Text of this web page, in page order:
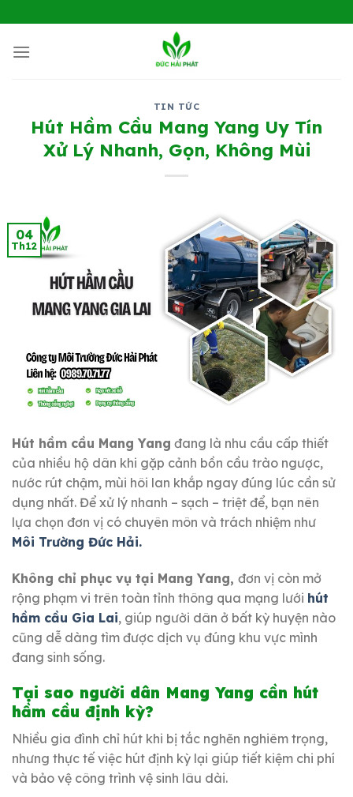
đến
nội
TIN TỨC
Hút Hầm Cầu Mang Yang Uy Tín
Xử Lý Nhanh, Gọn, Không Mùi
04
Th12
Hút hầm cầu Mang Yang đang là nhu cầu cấp thiết
của nhiều hộ dân khi gặp cảnh bồn cầu trào ngược,
nước rút chậm, mùi hôi lan khắp ngay đúng lúc cần sử
dụng nhất. Để xử lý nhanh – sạch – triệt để, bạn nên
lựa chọn đơn vị có chuyên môn và trách nhiệm như
Môi Trường Đức Hải.
Không chỉ phục vụ tại Mang Yang, đơn vị còn mở
rộng phạm vi trên toàn tỉnh thông qua mạng lưới hút
hầm cầu Gia Lai, giúp người dân ở bất kỳ huyện nào
cũng dễ dàng tìm được dịch vụ đúng khu vực mình
đang sinh sống.
Tại sao người dân Mang Yang cần hút
hầm cầu định kỳ?
Nhiều gia đình chỉ hút khi bị tắc nghẽn nghiêm trọng,
nhưng thực tế việc hút định kỳ lại giúp tiết kiệm chi phí
và bảo vệ công trình vệ sinh lâu dài.